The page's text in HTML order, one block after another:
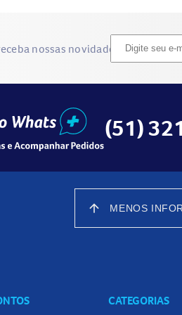
nossas novidades
(51)
arrow_upward MENOS
CATEGORIAS